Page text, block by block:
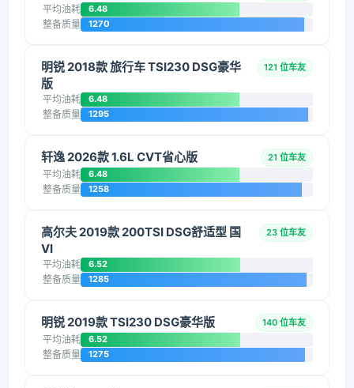
平均油耗 6.48
整备质量 1270
明锐 2018款 旅行车 TSI230 DSG豪华
版
121 位车友
平均油耗 6.48
整备质量 1295
轩逸 2026款 1.6L CVT省心版 21 位车友
平均油耗 6.48
整备质量 1258
高尔夫 2019款 200TSI DSG舒适型 国
VI
23 位车友
平均油耗 6.52
整备质量 1285
明锐 2019款 TSI230 DSG豪华版 140 位车友
平均油耗 6.52
整备质量 1275